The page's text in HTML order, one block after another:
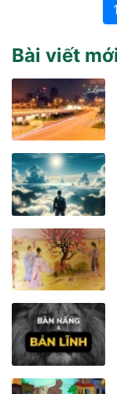
1
Bài viết